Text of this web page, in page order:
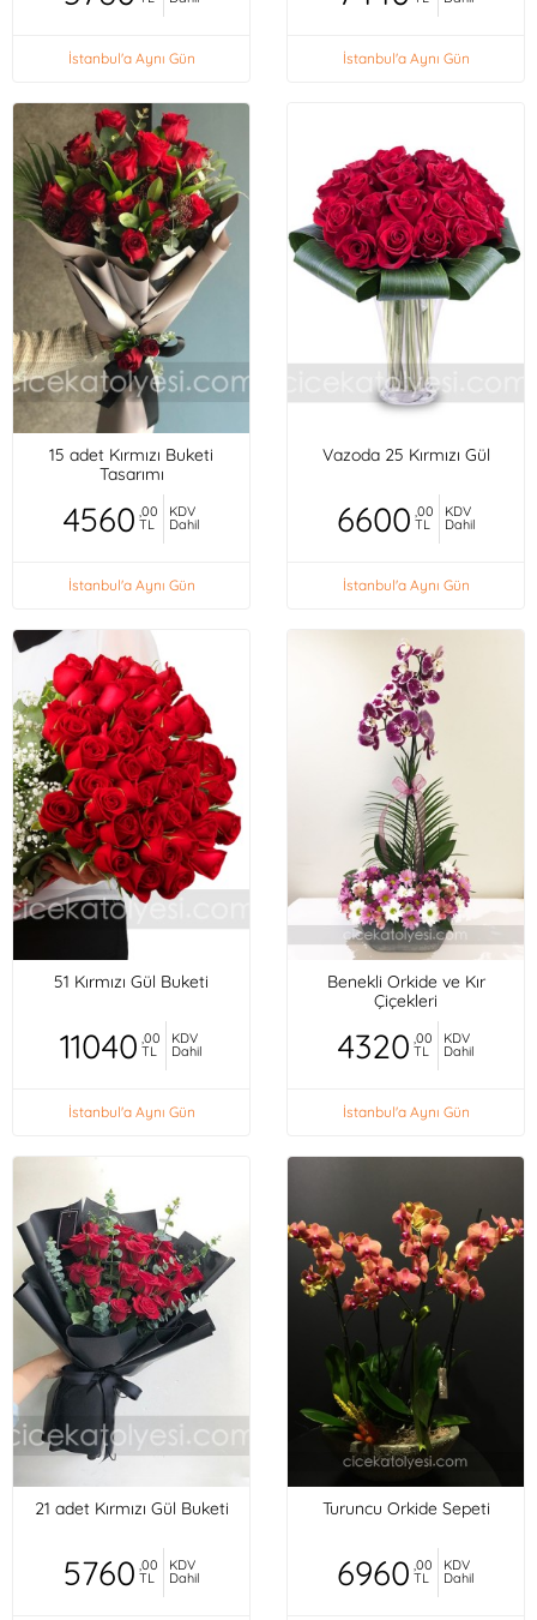
İstanbul'a Aynı Gün İstanbul'a Aynı Gün
15 adet Kırmızı Buketi
Tasarımı
4560 ,00
TL
KDV
Dahil
İstanbul'a Aynı Gün
Vazoda 25 Kırmızı Gül
6600 ,00
TL
KDV
Dahil
İstanbul'a Aynı Gün
51 Kırmızı Gül Buketi
11040 ,00
TL
KDV
Dahil
İstanbul'a Aynı Gün
Benekli Orkide ve Kır
Çiçekleri
4320 ,00
TL
KDV
Dahil
İstanbul'a Aynı Gün
21 adet Kırmızı Gül Buketi
5760 ,00
TL
KDV
Dahil
Turuncu Orkide Sepeti
6960 ,00
TL
KDV
Dahil